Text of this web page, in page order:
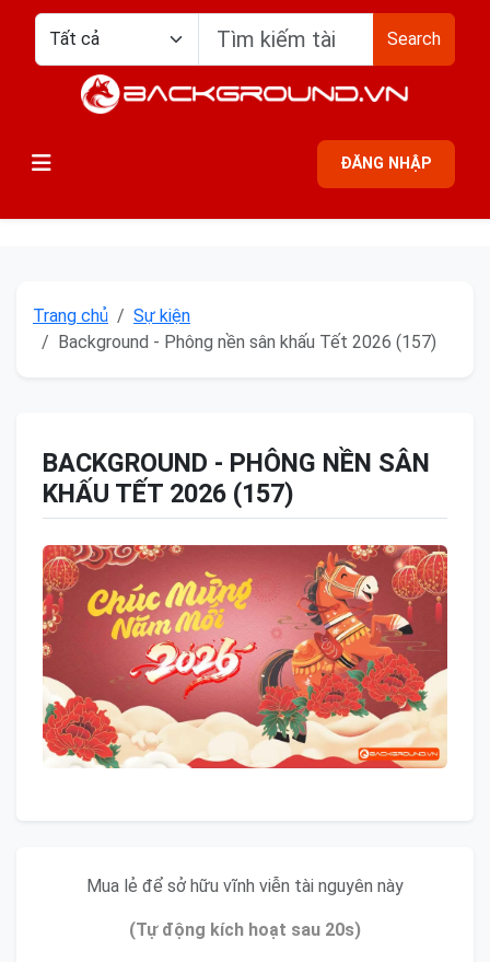
Search
ĐĂNG NHẬP
Trang chủ
Sự kiện
Background - Phông nền sân khấu Tết 2026 (157)
BACKGROUND - PHÔNG NỀN SÂN
KHẤU TẾT 2026 (157)
Mua lẻ để sở hữu vĩnh viễn tài nguyên này
(Tự động kích hoạt sau 20s)